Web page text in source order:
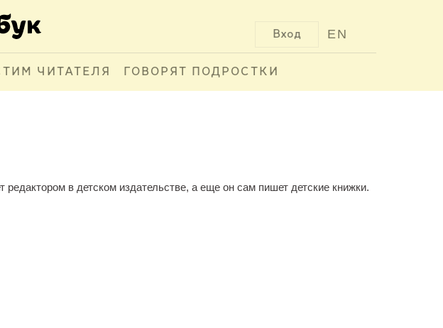
EN
Вход
ЧИТАТЕЛЯ ГОВОРЯТ ПОДРОСТКИ
редактором в детском издательстве, а еще он сам пишет детские книжки.